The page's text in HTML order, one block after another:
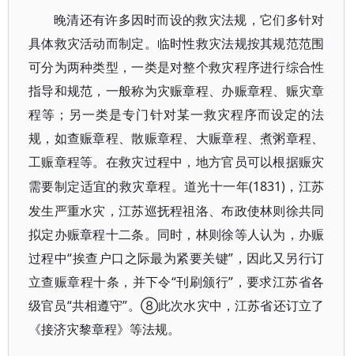
晚清还有许多因时而设的救灾法规，它们多针对
具体救灾活动而制定。临时性救灾法规按其规范范围
可分为两种类型，一类是对整个救灾程序进行综合性
指导和规范，一般称为灾赈章程、办赈章程、赈灾章
程等；另一类是专门针对某一救灾程序而设定的法
规，如查赈章程、散赈章程、大赈章程、煮粥章程、
工赈章程等。在救灾过程中，地方官员可以根据赈灾
需要制定适宜的救灾章程。道光十一年(1831)，江苏
发生严重水灾，江苏巡抚程祖洛、布政使林则徐共同
拟定办赈章程十二条。同时，林则徐等人认为，办赈
过程中“挨查户口之际最为紧要关键”，因此又另行订
立查赈章程十条，并下令“刊刷颁行”，要求江苏省各
级官员“共相遵守”。⑧此次水灾中，江苏省还订立了
《接济灾黎章程》等法规。